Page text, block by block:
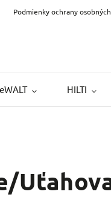
Podmienky ochrany
HILTI